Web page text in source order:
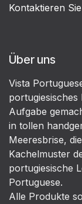
Kontaktieren
Über uns
Vista
Aufgabe
in tollen
Meeresbrise,
Kachelmuster
portugiesische
Portuguese.
Alle Produkte